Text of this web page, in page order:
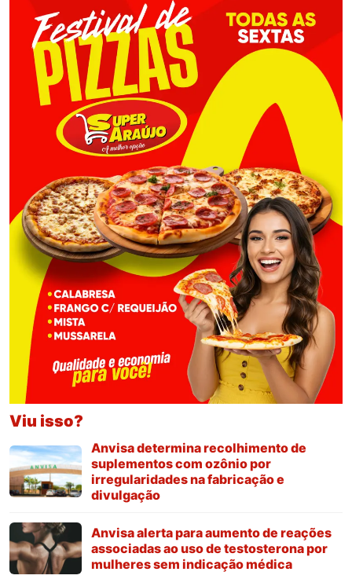
Viu isso?
Anvisa determina recolhimento de
suplementos com ozônio por
irregularidades na fabricação e
divulgação
Anvisa alerta para aumento de reações
associadas ao uso de testosterona por
mulheres sem indicação médica